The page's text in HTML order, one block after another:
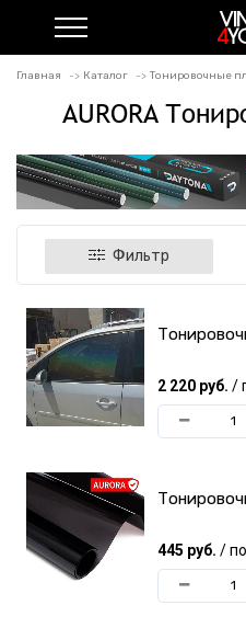
Главная Каталог Тонировочные
AURORA
Фильтр
2 220 руб. /
445 руб. /